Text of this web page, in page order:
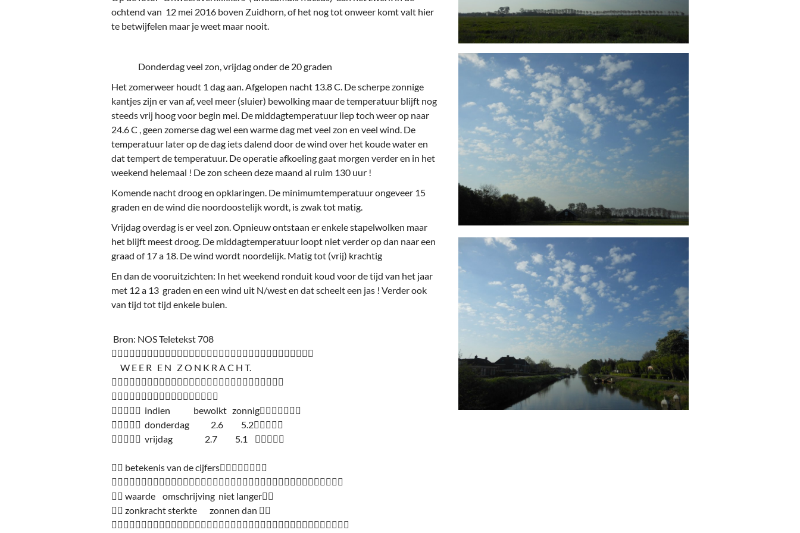
Politieke Partijen On-line bestellen in Zuidhorn
Financiën, Makelaars & Hypotheken
Diensten, Gemak & Zakelijk
(Ver) Bouw & Onderhoud
Bedrijventerreinen
Bedrijven in de Regio Zuidhorn
Bedrijven van Vroeger
ochtend van 12 mei 2016 boven Zuidhorn, of het nog tot onweer komt valt hier
te betwijfelen maar je weet maar nooit.
Donderdag veel zon, vrijdag onder de 20 graden
Het zomerweer houdt 1 dag aan. Afgelopen nacht 13.8 C. De scherpe zonnige
kantjes zijn er van af, veel meer (sluier) bewolking maar de temperatuur blijft nog
steeds vrij hoog voor begin mei. De middagtemperatuur liep toch weer op naar
24.6 C , geen zomerse dag wel een warme dag met veel zon en veel wind. De
temperatuur later op de dag iets dalend door de wind over het koude water en
dat tempert de temperatuur. De operatie afkoeling gaat morgen verder en in het
weekend helemaal ! De zon scheen deze maand al ruim 130 uur !
Komende nacht droog en opklaringen. De minimumtemperatuur ongeveer 15
graden en de wind die noordoostelijk wordt, is zwak tot matig.
Vrijdag overdag is er veel zon. Opnieuw ontstaan er enkele stapelwolken maar
het blijft meest droog. De middagtemperatuur loopt niet verder op dan naar een
graad of 17 a 18. De wind wordt noordelijk. Matig tot (vrij) krachtig
En dan de vooruitzichten: In het weekend ronduit koud voor de tijd van het jaar
met 12 a 13 graden en een wind uit N/west en dat scheelt een jas ! Verder ook
van tijd tot tijd enkele buien.
Bron: NOS Teletekst 708

W E E R E N Z O N K R A C H T.


 indien bewolkt zonnig
 donderdag 2.6 5.2
 vrijdag 2.7 5.1 
 betekenis van de cijfers

 waarde omschrijving niet langer
 zonkracht sterkte zonnen dan 
